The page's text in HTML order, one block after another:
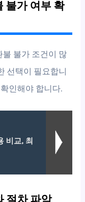
불가 여부 확
불가 조건이 많
선택이 필요합니
인해야 합니다.
비교, 최
절차 파악